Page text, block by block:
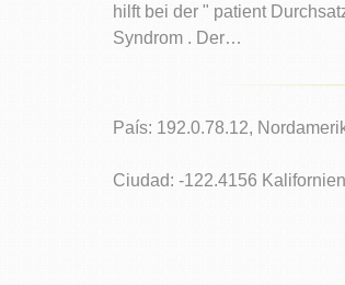
hilft bei der " patient
Syndrom . Der…
País: 192.0.78.12,
Ciudad: -122.4156